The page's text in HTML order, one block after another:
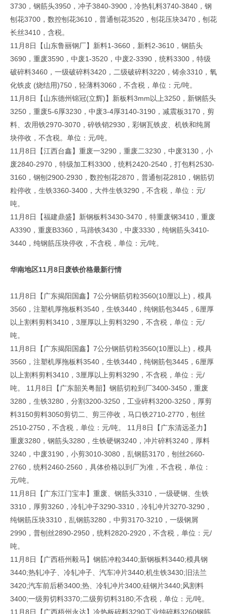
3730，钢筋头3950，冲子3840-3900，冷热轧料3740-3840，钢
刨花3700，数控刨花3610，普通刨花3520，刨花压块3470，刨花
长丝3410，含税。
11月8日【山东鲁丽钢厂】新料1-3660，新料2-3610，钢筋头
3690，重废3590，中废1-3520，中废2-3390，统料3300，特级
破碎料3460，一级破碎料3420，二级破碎料3220，铸余3310，氧
化铁皮 (烧结用)750，轻薄料3060，不含税，单位：元/吨。
11月8日【山东德州锦冠(立辉)】新板料3mm以上3250，新钢筋头
3250，重废5-6厚3230，中废3-4厚3140-3190，减震板3170，剪
料、农用铁2970-3070，碎铁销2930，彩钢瓦铁皮、机铁和纯屑
块停收，不含税。单位：元/吨。
11月8日【江西台鑫】重废一3290，重废二3230，中废3130，小
废2840-2970，特级加工料3300，统料2420-2540，打包料2530-
3160，钢刨2900-2930，数控刨花2870，普通刨花2810，钢筋切
粒停收，生铁3360-3400，大件生铁3290，不含税，单位：元/
吨。
11月8日【福建鼎盛】新钢板料3430-3470，特重废钢3410，重废
A3390，重废B3360，马蹄铁3430，中废3330，纯钢筋头3410-
3440，纯钢筋压块停收，不含税，单位：元/吨。
华南地区11月8日废铁价格最新行情
11月8日【广东揭阳国鑫】7公分钢筋切粒3560(10厘以上)，模具
3560，注塑机厚拖板料3540，生铁3440，纯钢筋包3445，6厘厚
以上割料剪料3410，3厘厚以上剪料3290，不含税，单位：元/
吨。
11月8日【广东揭阳国鑫】7公分钢筋切粒3560(10厘以上)，模具
3560，注塑机厚拖板料3540，生铁3440，纯钢筋包3445，6厘厚
以上割料剪料3410，3厘厚以上剪料3290，不含税，单位：元/
吨。 11月8日【广东韶关粤韶】钢筋切粒到厂3400-3450，重废
3280，生铁3280，分割3200-3250，工业碎料3200-3250，厚剪
料3150剪料3050剪切二、剪三停收，马口铁2710-2770，刨丝
2510-2750，不含税，单位：元/吨。 11月8日【广东清远圣力】
重废3280，钢筋头3280，生铁硬钢3240，冲片碎料3240，厚料
3240，中废3190，小剪3010-3080，乱钢筋3170，刨丝2660-
2760，统料2460-2560，具体价格以到厂为准，不含税，单位：
元/吨。
11月8日【广东江门宝丰】重废、钢筋头3310，一级硬钢、生铁
3310，厚剪3260，冷轧冲子3290-3310，冷轧冲片3270-3290，
纯钢筋压块3310，乱钢筋3280，中剪3170-3210，一级钢屑
2990，普刨丝2890-2950，统料2820-2920，不含税，单位：元/
吨。
11月8日【广西梧州毅马】钢筋冲粒3440;新钢板料3440;模具钢
3440;热轧冲子、冷轧冲子、汽车冲片3440;机生铁3430;旧法兰
3420;汽车前后桥3400;热、冷轧冲片3400;硅钢片3440;风割料
3400;一级剪切料3370;二级剪切料3180;不含税，单位：元/吨。
11月8日【广西梧州永达】冷热板碎料3290工业纯碎料3260钢筋